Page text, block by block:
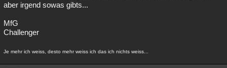
aber irgend sowas gibts...
MfG
Challenger
Je mehr ich weiss, desto mehr weiss ich das ich nichts weiss...